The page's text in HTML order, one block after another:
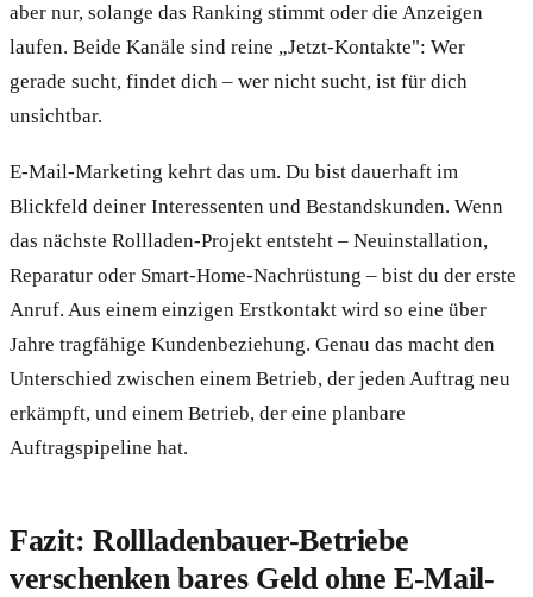
aber nur, solange das Ranking stimmt oder die Anzeigen
laufen. Beide Kanäle sind reine „Jetzt-Kontakte": Wer
gerade sucht, findet dich – wer nicht sucht, ist für dich
unsichtbar.
E-Mail-Marketing kehrt das um. Du bist dauerhaft im
Blickfeld deiner Interessenten und Bestandskunden. Wenn
das nächste Rollladen-Projekt entsteht – Neuinstallation,
Reparatur oder Smart-Home-Nachrüstung – bist du der erste
Anruf. Aus einem einzigen Erstkontakt wird so eine über
Jahre tragfähige Kundenbeziehung. Genau das macht den
Unterschied zwischen einem Betrieb, der jeden Auftrag neu
erkämpft, und einem Betrieb, der eine planbare
Auftragspipeline hat.
Fazit: Rollladenbauer-Betriebe
verschenken bares Geld ohne E-Mail-